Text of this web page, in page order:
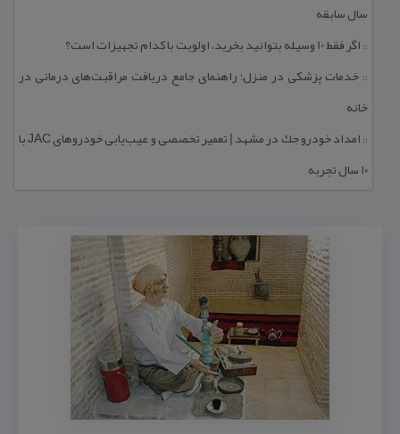
سال سابقه
:: اگر فقط 10 وسیله بتوانید بخرید، اولویت با كدام تجهیزات است؟
:: خدمات پزشكی در منزل؛ راهنمای جامع دریافت مراقبت‌های درمانی در
خانه
::
امداد خودرو جك در مشهد | تعمیر تخصصی و عیب‌یابی خودروهای JAC با
۱۰ سال تجربه